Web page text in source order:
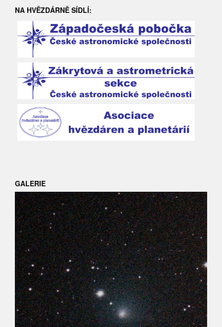
NA HVĚZDÁRNĚ SÍDLÍ:
GALERIE